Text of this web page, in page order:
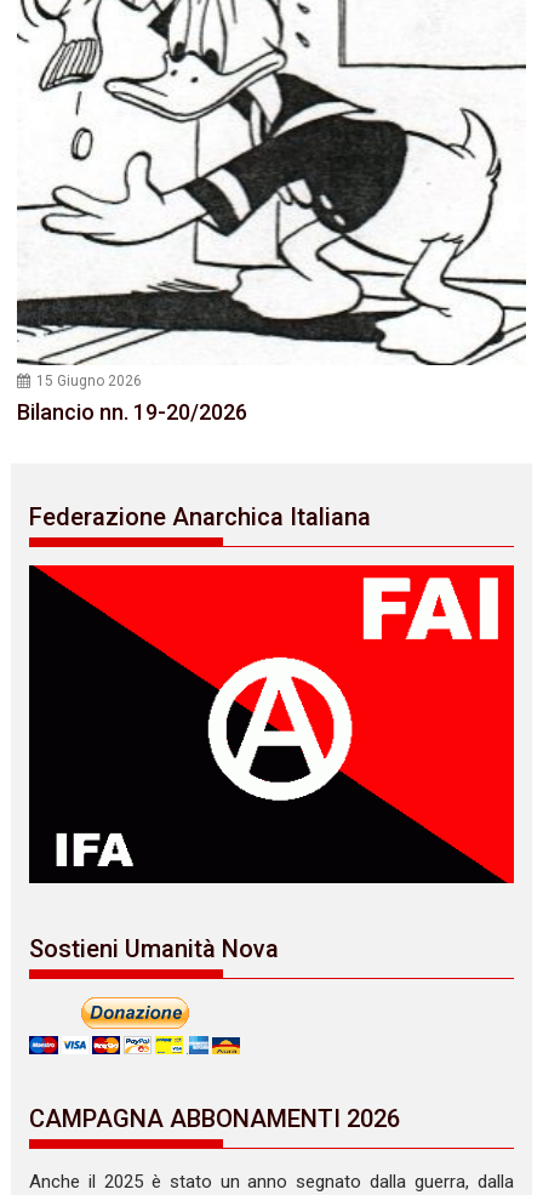
15 Giugno 2026
Bilancio nn. 19-20/2026
Federazione Anarchica Italiana
Sostieni Umanità Nova
CAMPAGNA ABBONAMENTI 2026
Anche il 2025 è stato un anno segnato dalla guerra, dalla